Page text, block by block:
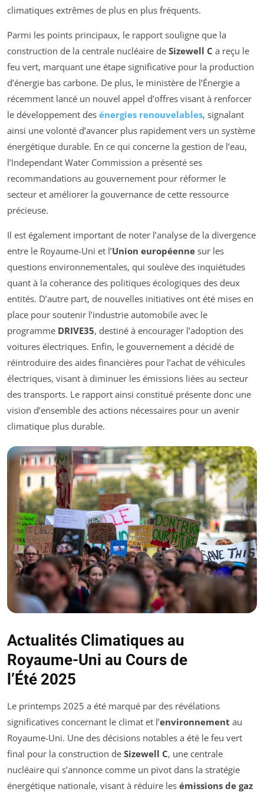
climatiques extrêmes de plus en plus fréquents.
Parmi les points principaux, le rapport souligne que la
construction de la centrale nucléaire de Sizewell C a reçu le
feu vert, marquant une étape significative pour la production
d’énergie bas carbone. De plus, le ministère de l’Énergie a
récemment lancé un nouvel appel d’offres visant à renforcer
le développement des énergies renouvelables, signalant
ainsi une volonté d’avancer plus rapidement vers un système
énergétique durable. En ce qui concerne la gestion de l’eau,
l’Independant Water Commission a présenté ses
recommandations au gouvernement pour réformer le
secteur et améliorer la gouvernance de cette ressource
précieuse.
Il est également important de noter l’analyse de la divergence
entre le Royaume-Uni et l’Union européenne sur les
questions environnementales, qui soulève des inquiétudes
quant à la coherance des politiques écologiques des deux
entités. D’autre part, de nouvelles initiatives ont été mises en
place pour soutenir l’industrie automobile avec le
programme DRIVE35, destiné à encourager l’adoption des
voitures électriques. Enfin, le gouvernement a décidé de
réintroduire des aides financières pour l’achat de véhicules
électriques, visant à diminuer les émissions liées au secteur
des transports. Le rapport ainsi constitué présente donc une
vision d’ensemble des actions nécessaires pour un avenir
climatique plus durable.
Actualités Climatiques au
Royaume-Uni au Cours de
l’Été 2025
Le printemps 2025 a été marqué par des révélations
significatives concernant le climat et l’environnement au
Royaume-Uni. Une des décisions notables a été le feu vert
final pour la construction de Sizewell C, une centrale
nucléaire qui s’annonce comme un pivot dans la stratégie
énergétique nationale, visant à réduire les émissions de gaz